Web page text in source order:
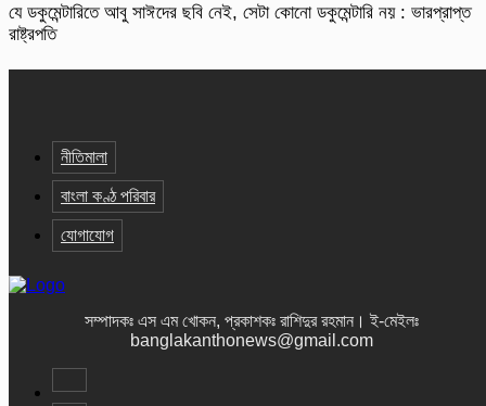
যে ডকুমেন্টারিতে আবু সাঈদের ছবি নেই, সেটা কোনো ডকুমেন্টারি নয় : ভারপ্রাপ্ত
রাষ্ট্রপতি
নীতিমালা
বাংলা কণ্ঠ পরিবার
যোগাযোগ
সম্পাদকঃ এস এম খোকন, প্রকাশকঃ রাশিদুর রহমান । ই-মেইলঃ
banglakanthonews@gmail.com